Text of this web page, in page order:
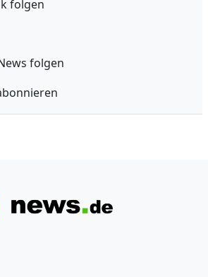
folgen
folgen